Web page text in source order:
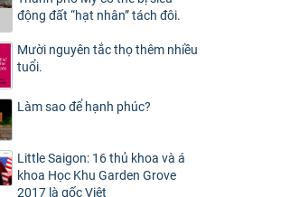
động đất “hạt nhân” tách đôi.
Mười nguyên tắc thọ thêm nhiều
tuổi.
Làm sao để hạnh phúc?
Little Saigon: 16 thủ khoa và á
khoa Học Khu Garden Grove
2017 là gốc Việt